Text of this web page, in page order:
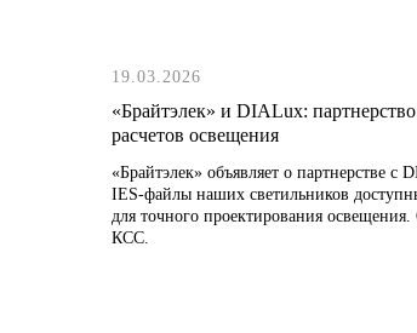
19.03.2026
«Брайтэлек» и DIALux:
расчетов освещения
«Брайтэлек» объявляет о партнерстве с
IES-файлы наших светильников
для точного проектирования освещения.
КСС.